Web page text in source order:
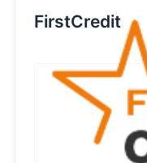
FirstCredit